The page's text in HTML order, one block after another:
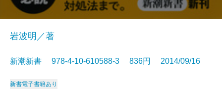
岩波明／著
新潮新書 978-4-10-610588-3 836円 2014/09/16
新書電子書籍あり